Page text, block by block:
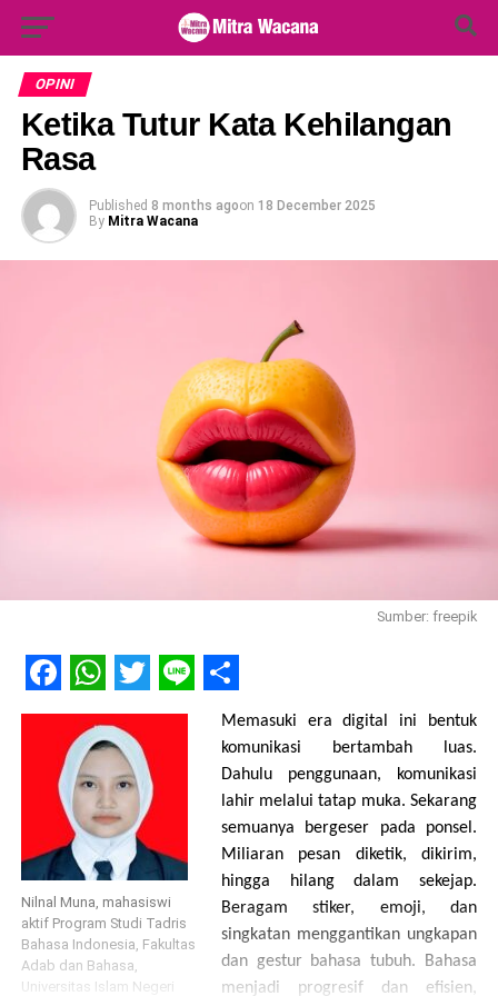
for:
OPINI
Ketika Tutur Kata Kehilangan
Rasa
Published 8 months agoon 18 December 2025
By Mitra Wacana
Sumber: freepik
Facebook
WhatsApp
Twitter
LineShare
Nilnal Muna, mahasiswi
aktif Program Studi Tadris
Bahasa Indonesia, Fakultas
Adab dan Bahasa,
Universitas Islam Negeri
Memasuki era digital ini bentuk
komunikasi bertambah luas.
Dahulu penggunaan, komunikasi
lahir melalui tatap muka. Sekarang
semuanya bergeser pada ponsel.
Miliaran pesan diketik, dikirim,
hingga hilang dalam sekejap.
Beragam stiker, emoji, dan
singkatan menggantikan ungkapan
dan gestur bahasa tubuh. Bahasa
menjadi progresif dan efisien,